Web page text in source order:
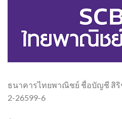
ธนาคารไทยพาณิชย์ ชื่อบัญชี สิริ
2-26599-6